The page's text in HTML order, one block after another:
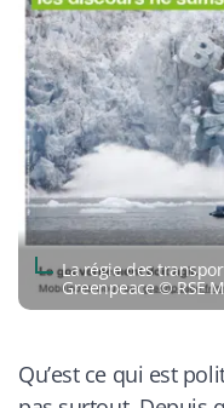
La régie des
Greenpeace © RSE
Qu’est ce qui est